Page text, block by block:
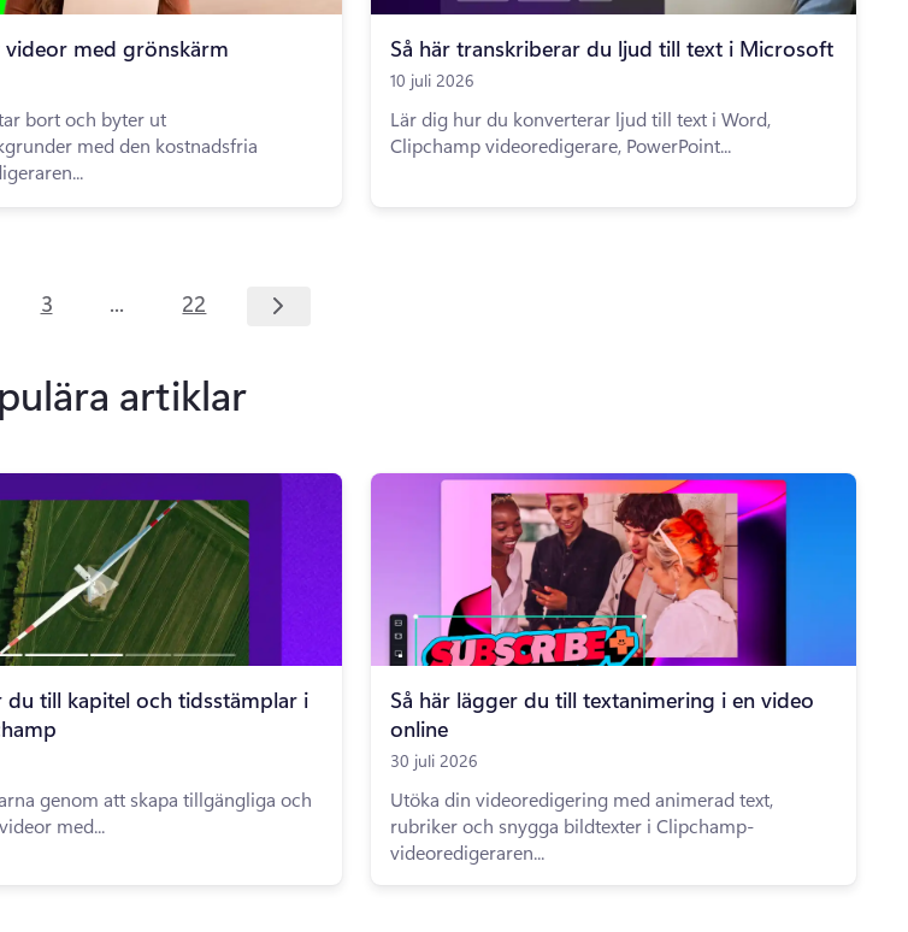
med grönskärm
bort och byter ut
med den kostnadsfria
Så här transkriberar du ljud till text i Microsoft
10 juli 2026
Lär dig hur du konverterar ljud till text i Word,
Clipchamp videoredigerare, PowerPoint...
3 ... 22
artiklar
du till kapitel och tidsstämplar i
genom att skapa tillgängliga och
med...
Så här lägger du till textanimering i en video
online
30 juli 2026
Utöka din videoredigering med animerad text,
rubriker och snygga bildtexter i Clipchamp-
videoredigeraren...